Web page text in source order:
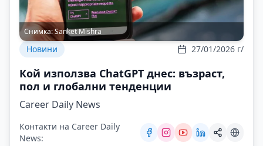
Снимка:Sanket Mishra
Новини 27/01/2026 г/
Кой използва ChatGPT днес: възраст,
пол и глобални тенденции
Career Daily News
Контакти на Career Daily
News: